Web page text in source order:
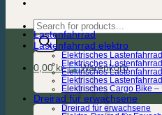
Products
search
0,00kr.
Lastenfahrrad
Lastenfahrrad elektro
Elektrisches
Elektrisches
Elektrisches
Elektrisches
Elektrisches Cargo Bike
Dreirad für erwachsene
Dreirad für erwachsene